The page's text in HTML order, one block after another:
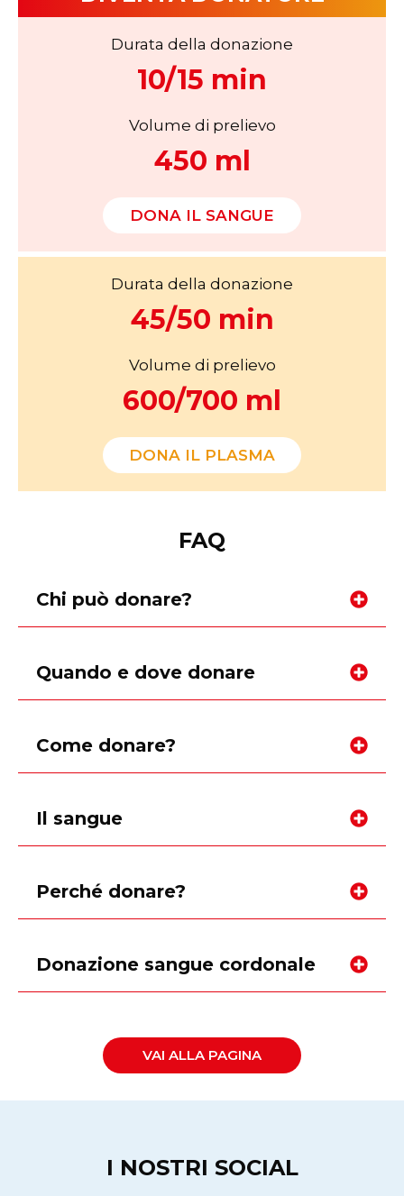
Durata della donazione
10/15 min
Volume di prelievo
450 ml
DONA IL SANGUE
Durata della donazione
45/50 min
Volume di prelievo
600/700 ml
DONA IL PLASMA
FAQ
Chi può donare?
Quando e dove donare
Come donare?
Il sangue
Perché donare?
Donazione sangue cordonale
VAI ALLA PAGINA
I NOSTRI SOCIAL